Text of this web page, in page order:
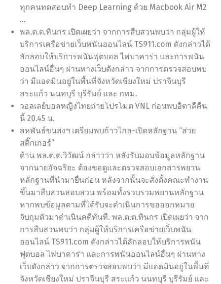
ทุกคนทดสอบทำ Deep Learning ด้วย Macbook Air M2
…
พล.ต.ต.ทินกร เปิดเผยว่า จากการสืบสวนพบว่า กลุ่มผู้ให้
บริการเครือข่ายเว็บพนันออนไลน์ TS911.com ดังกล่าวได้
ลักลอบให้บริการพนันฟุตบอล ไพ่บาคาร่า และการพนัน
ออนไลน์อื่นๆ ผ่านทางเว็บดังกล่าว จากการตรวจสอบพบ
ว่า มีแอดมินอยู่ในพื้นที่จังหวัดเชียงใหม่ ปราจีนบุรี
สระแก้ว นนทบุรี บุรีรัมย์ และ กทม.
วอลเลย์บอลหญิงไทยถ่ายโปรโมต VNL ก่อนพบอิตาลีคืน
นี้ 20.45 น.
สหพันธ์ขนส่งฯ เตรียมพบก้าวไกล-เปิดหลักฐาน “ส่วย
สติ๊กเกอร์”
ด้าน พล.ต.ต.วิวัฒน์ กล่าวว่า หลังรับมอบข้อมูลหลักฐาน
จากนายอัจฉริยะ ต้องขอดูและตรวจสอบเอกสารพยาน
หลักฐานที่นำมายื่นก่อน หลังจากนั้นจะสั่งตั้งคณะทำงาน
ขึ้นมาสืบสวนสอบสวน พร้อมทั้งรวบรวมพยานหลักฐาน
หากพบข้อมูลตามที่ได้รับจะดำเนินการขอออกหมาย
จับกุมตัวมาดำเนินคดีทันที. พล.ต.ต.ทินกร เปิดเผยว่า จาก
การสืบสวนพบว่า กลุ่มผู้ให้บริการเครือข่ายเว็บพนัน
ออนไลน์ TS911.com ดังกล่าวได้ลักลอบให้บริการพนัน
ฟุตบอล ไพ่บาคาร่า และการพนันออนไลน์อื่นๆ ผ่านทาง
เว็บดังกล่าว จากการตรวจสอบพบว่า มีแอดมินอยู่ในพื้นที่
จังหวัดเชียงใหม่ ปราจีนบุรี สระแก้ว นนทบุรี บุรีรัมย์ และ